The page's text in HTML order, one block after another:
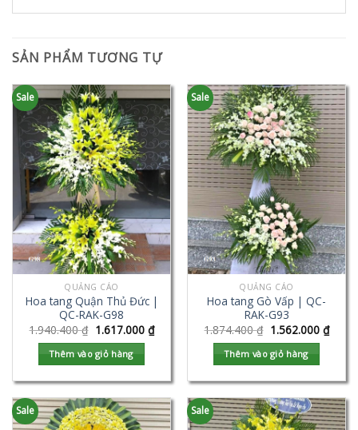
SẢN PHẨM TƯƠNG TỰ
Sale
QUẢNG CÁO
Hoa tang Quận Thủ Đức |
QC-RAK-G98
1.940.400₫ 1.617.000 ₫
Thêm vào giỏ hàng
Sale
QUẢNG CÁO
Hoa tang Gò Vấp | QC-
RAK-G93
1.874.400₫ 1.562.000 ₫
Thêm vào giỏ hàng
Sale Sale